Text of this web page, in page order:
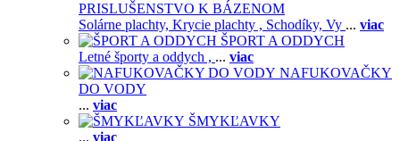
PRISLUŠENSTVO K BÁZENOM
Solárne plachty, Krycie plachty , Schodíky, Vy ... viac
ŠPORT A ODDYCH
Letné športy a oddych , ... viac
NAFUKOVAČKY
DO VODY
... viac
ŠMYKĽAVKY
... viac